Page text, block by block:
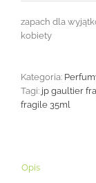
zapach dla
kobiety
Kategoria:
Tagi: jp gaultier
fragile 35ml
Opis